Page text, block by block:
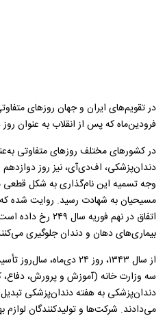
فرودین‌ماه که پس از انقلاب به عنوان
در کشور‌های مختلف روز‌های متفاوتی
دندان‌پزشکی، اف‌دی‌آی، نیز روز دوازدهم
مسیحیان به شهادت رسید. روایت شده که
بیماری‌های دهان و دندان جلوگیری
از سال ۱۳۴۳، روز
سه وزارت خانه (آموزش و پرورش،
دندان‌پزشکی به هفته دندان‌پزشکی
می‌دادند. شرکت‌ها و تولیدکنندگان